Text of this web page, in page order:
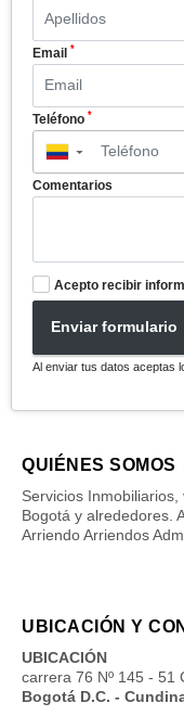
Email *
Teléfono *
▼
Comentarios
Acepto recibir
Enviar formulario
Al enviar tus datos aceptas
QUIÉNES SOMOS
Servicios
Bogotá y alrededores.
Arriendo Arriendos
UBICACIÓN Y
UBICACIÓN
carrera 76 Nº 145 - 51
Bogotá D.C. -